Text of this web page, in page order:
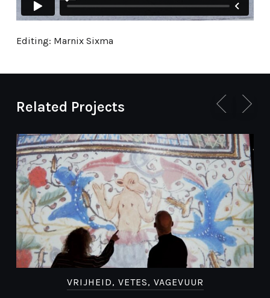
Editing: Marnix Sixma
Related Projects
VRIJHEID, VETES, VAGEVUUR